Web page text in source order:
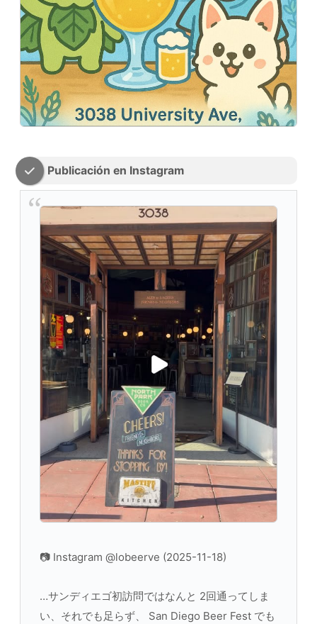
Publicación en Instagram
📷 Instagram @lobeerve (2025-11-18)
…サンディエゴ初訪問ではなんと 2回通ってしま
い、それでも足らず、 San Diego Beer Fest でも